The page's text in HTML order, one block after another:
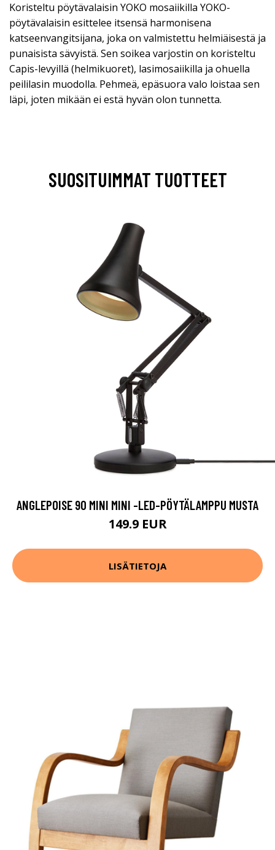
Koristeltu pöytävalaisin YOKO mosaiikilla YOKO-
pöytävalaisin esittelee itsensä harmonisena
katseenvangitsijana, joka on valmistettu helmiäisestä ja
punaisista sävyistä. Sen soikea varjostin on koristeltu
Capis-levyillä (helmikuoret), lasimosaiikilla ja ohuella
peililasin muodolla. Pehmeä, epäsuora valo loistaa sen
läpi, joten mikään ei estä hyvän olon tunnetta.
SUOSITUIMMAT TUOTTEET
ANGLEPOISE 90 MINI MINI -LED-PÖYTÄLAMPPU MUSTA
149.9 EUR
LISÄTIETOJA